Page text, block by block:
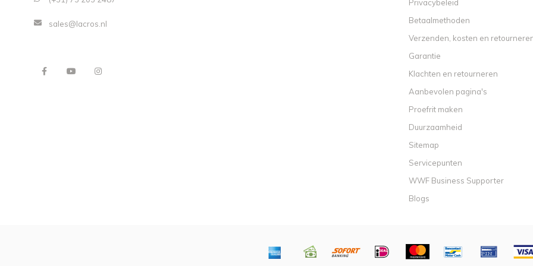
sales@lacros.nl
Privacybeleid
Betaalmethoden
Verzenden, kosten en
Garantie
Klachten en retourneren
Aanbevolen pagina's
Proefrit maken
Duurzaamheid
Sitemap
Servicepunten
WWF Business Supporter
Blogs